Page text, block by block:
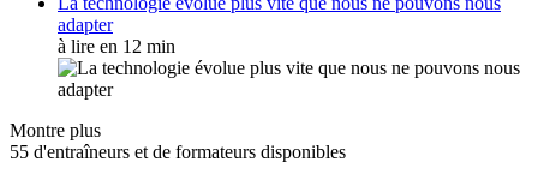
adapter
à lire en 12 min
Montre plus
55 d'entraîneurs et de formateurs disponibles